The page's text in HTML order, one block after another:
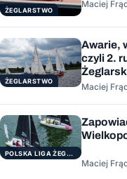
ŻEGLARSTWO
Maciej
ŻEGLARSTWO
Awarie,
czyli 2.
Maciej
POLSKA LIGA ŻEGLARSKA
Maciej